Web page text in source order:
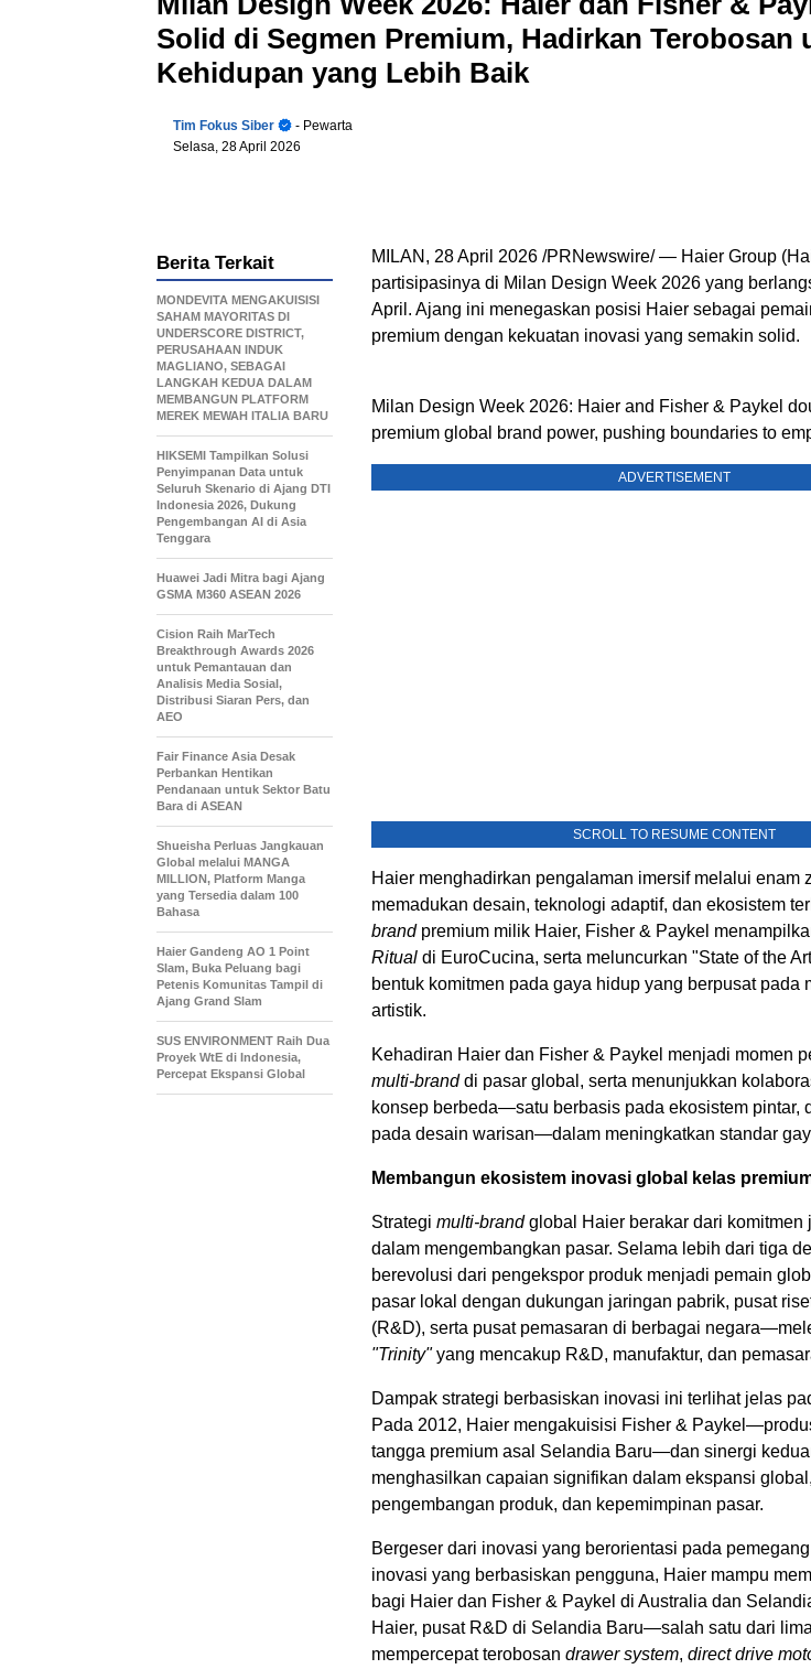
Solid di Segmen Premium, Hadirkan Terobosan
Kehidupan yang Lebih Baik
Tim Fokus Siber
- Pewarta
Selasa, 28 April 2026
MILAN, 28 April 2026 /PRNewswire/ — Haier Group
partisipasinya di Milan Design Week 2026 yang
April. Ajang ini menegaskan posisi Haier sebagai
premium dengan kekuatan inovasi yang semakin solid.
Milan Design Week 2026: Haier and Fisher & Paykel
premium global brand power, pushing boundaries to
ADVERTISEMENT
SCROLL TO RESUME CONTENT
Haier menghadirkan pengalaman imersif melalui enam
memadukan desain, teknologi adaptif, dan ekosistem
brand premium milik Haier, Fisher & Paykel
Ritual di EuroCucina, serta meluncurkan "State of the
bentuk komitmen pada gaya hidup yang berpusat pada
artistik.
Kehadiran Haier dan Fisher & Paykel menjadi momen
multi-branddi pasar global, serta menunjukkan
konsep berbeda—satu berbasis pada ekosistem pintar,
pada desain warisan—dalam meningkatkan standar
Membangun ekosistem inovasi global kelas
Strategi multi-brandglobal Haier berakar dari komitmen
dalam mengembangkan pasar. Selama lebih dari tiga
berevolusi dari pengekspor produk menjadi pemain
pasar lokal dengan dukungan jaringan pabrik, pusat
(R&D), serta pusat pemasaran di berbagai
"Trinity"yang mencakup R&D, manufaktur, dan
Dampak strategi berbasiskan inovasi ini terlihat jelas
Pada 2012, Haier mengakuisisi Fisher &
tangga premium asal Selandia Baru—dan sinergi
menghasilkan capaian signifikan dalam ekspansi
pengembangan produk, dan kepemimpinan pasar.
Bergeser dari inovasi yang berorientasi pada
inovasi yang berbasiskan pengguna, Haier mampu
bagi Haier dan Fisher & Paykel di Australia dan
Haier, pusat R&D di Selandia Baru—salah satu dari
mempercepat terobosan drawer system, direct drive
Berita Terkait
MONDEVITA MENGAKUISISI
SAHAM MAYORITAS DI
UNDERSCORE DISTRICT,
PERUSAHAAN INDUK
MAGLIANO, SEBAGAI
LANGKAH KEDUA DALAM
MEMBANGUN PLATFORM
MEREK MEWAH ITALIA BARU
HIKSEMI Tampilkan Solusi
Penyimpanan Data untuk
Seluruh Skenario di Ajang DTI
Indonesia 2026, Dukung
Pengembangan AI di Asia
Tenggara
Huawei Jadi Mitra bagi Ajang
GSMA M360 ASEAN 2026
Cision Raih MarTech
Breakthrough Awards 2026
untuk Pemantauan dan
Analisis Media Sosial,
Distribusi Siaran Pers, dan
AEO
Fair Finance Asia Desak
Perbankan Hentikan
Pendanaan untuk Sektor Batu
Bara di ASEAN
Shueisha Perluas Jangkauan
Global melalui MANGA
MILLION, Platform Manga
yang Tersedia dalam 100
Bahasa
Haier Gandeng AO 1 Point
Slam, Buka Peluang bagi
Petenis Komunitas Tampil di
Ajang Grand Slam
SUS ENVIRONMENT Raih Dua
Proyek WtE di Indonesia,
Percepat Ekspansi Global